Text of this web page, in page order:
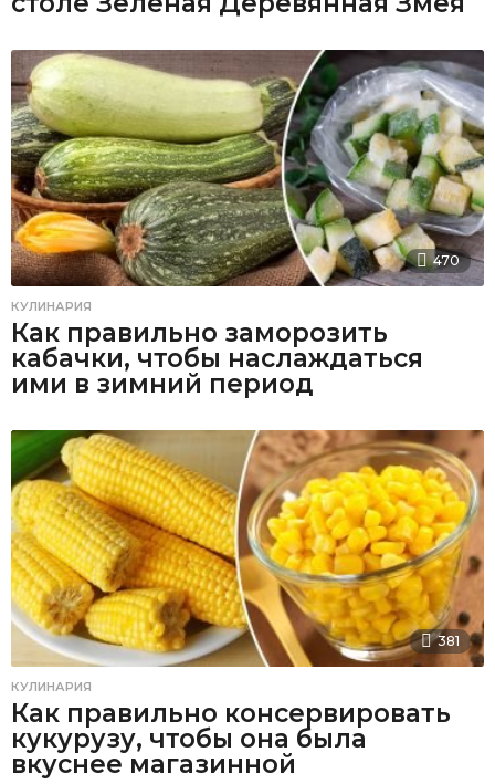
470
КУЛИНАРИЯ
Как правильно заморозить
кабачки, чтобы наслаждаться
ими в зимний период
381
КУЛИНАРИЯ
Как правильно консервировать
кукурузу, чтобы она была
вкуснее магазинной